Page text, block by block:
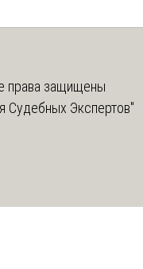
защищены
Экспертов"